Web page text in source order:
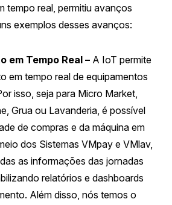
tempo real, permitiu avanços
exemplos desses avanços:
em Tempo Real – A IoT permite
em tempo real de equipamentos
isso, seja para Micro Market,
Grua ou Lavanderia, é possível
de compras e da máquina em
dos Sistemas VMpay e VMlav,
as informações das jornadas
relatórios e dashboards
Além disso, nós temos o